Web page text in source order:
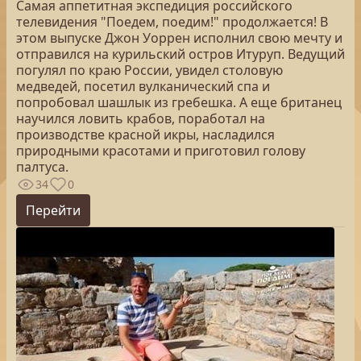
Самая аппетитная экспедиция российского
телевидения "Поедем, поедим!" продолжается! В
этом выпуске Джон Уоррен исполнил свою мечту и
отправился на курильский остров Итуруп. Ведущий
погулял по краю России, увидел столовую
медведей, посетил вулканический спа и
попробовал шашлык из гребешка. А еще британец
научился ловить крабов, поработал на
производстве красной икры, насладился
природными красотами и приготовил голову
палтуса.
34 0
Перейти